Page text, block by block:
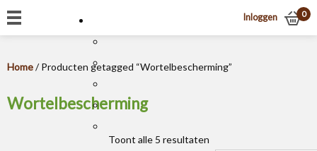
Inloggen 0
Home/ Producten getagged “Wortelbescherming”
Wortelbescherming
Toont alle 5 resultaten